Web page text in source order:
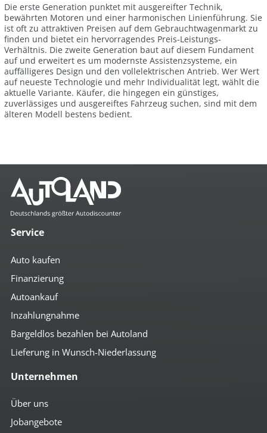
Die erste Generation punktet mit ausgereifter Technik,
bewährten Motoren und einer harmonischen Linienführung. Sie
ist oft zu attraktiven Preisen auf dem Gebrauchtwagenmarkt zu
finden und bietet ein hervorragendes Preis-Leistungs-
Verhältnis. Die zweite Generation baut auf diesem Fundament
auf und erweitert es um modernste Assistenzsysteme, ein
auffälligeres Design und den vollelektrischen Antrieb. Wer Wert
auf neueste Technologie und mehr Individualität legt, wählt die
aktuelle Variante. Käufer, die hingegen ein günstiges,
zuverlässiges und ausgereiftes Fahrzeug suchen, sind mit dem
älteren Modell bestens bedient.
Service
Auto kaufen
Finanzierung
Autoankauf
Inzahlungnahme
Bargeldlos bezahlen bei Autoland
Lieferung in Wunsch-Niederlassung
Unternehmen
Über uns
Jobangebote